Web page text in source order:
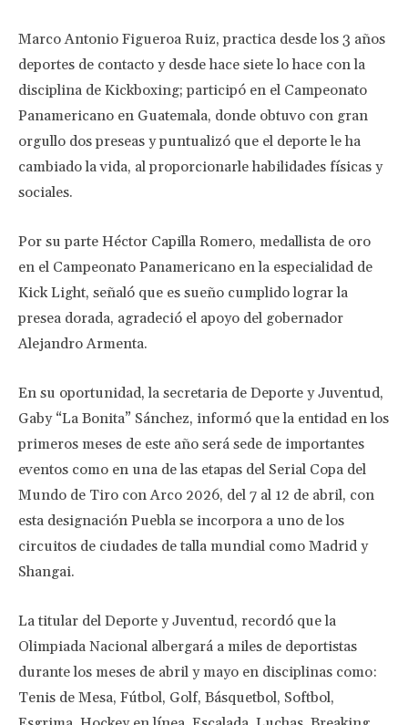
Marco Antonio Figueroa Ruiz, practica desde los 3 años
deportes de contacto y desde hace siete lo hace con la
disciplina de Kickboxing; participó en el Campeonato
Panamericano en Guatemala, donde obtuvo con gran
orgullo dos preseas y puntualizó que el deporte le ha
cambiado la vida, al proporcionarle habilidades físicas y
sociales.
Por su parte Héctor Capilla Romero, medallista de oro
en el Campeonato Panamericano en la especialidad de
Kick Light, señaló que es sueño cumplido lograr la
presea dorada, agradeció el apoyo del gobernador
Alejandro Armenta.
En su oportunidad, la secretaria de Deporte y Juventud,
Gaby “La Bonita” Sánchez, informó que la entidad en los
primeros meses de este año será sede de importantes
eventos como en una de las etapas del Serial Copa del
Mundo de Tiro con Arco 2026, del 7 al 12 de abril, con
esta designación Puebla se incorpora a uno de los
circuitos de ciudades de talla mundial como Madrid y
Shangai.
La titular del Deporte y Juventud, recordó que la
Olimpiada Nacional albergará a miles de deportistas
durante los meses de abril y mayo en disciplinas como:
Tenis de Mesa, Fútbol, Golf, Básquetbol, Softbol,